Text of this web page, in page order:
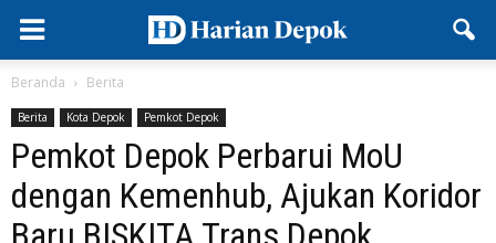
Beranda Berita
Berita Kota Depok Pemkot Depok
Pemkot Depok Perbarui MoU
dengan Kemenhub, Ajukan Koridor